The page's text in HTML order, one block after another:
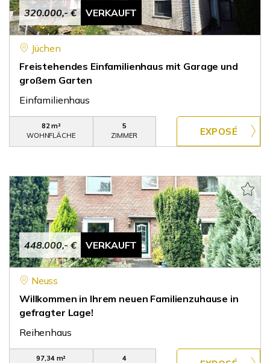
320.000,- € VERKAUFT
Jüchen
Freistehendes Einfamilienhaus mit Garage und
großem Garten
Einfamilienhaus
82 m²
WOHNFLÄCHE
5
ZIMMER
448.000,- € VERKAUFT
Neuss
Willkommen in Ihrem neuen Familienzuhause in
gefragter Lage!
Reihenhaus
97,34 m²
4